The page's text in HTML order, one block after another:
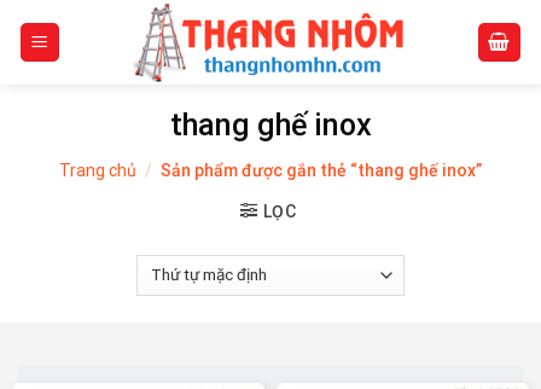
thang ghế inox
Trang chủ / Sản phẩm được gắn thẻ “thang ghế inox”
LỌC